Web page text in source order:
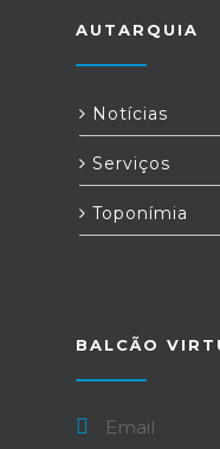
AUTARQUIA
Notícias
Serviços
Toponímia
BALCÃO